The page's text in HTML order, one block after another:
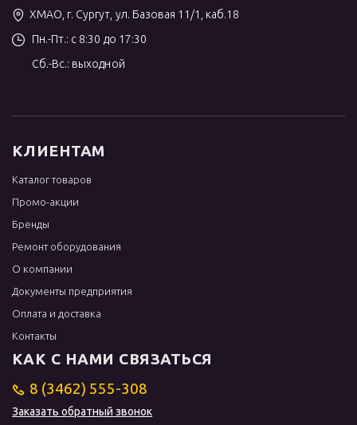
ХМАО, г. Сургут, ул. Базовая 11/1, каб.18
Пн.-Пт.: с 8:30 до 17:30
Сб.-Вс.: выходной
КЛИЕНТАМ
Каталог товаров
Промо-акции
Бренды
Ремонт оборудования
О компании
Документы предприятия
Оплата и доставка
Контакты
КАК С НАМИ СВЯЗАТЬСЯ
8 (3462) 555-308
Заказать обратный звонок